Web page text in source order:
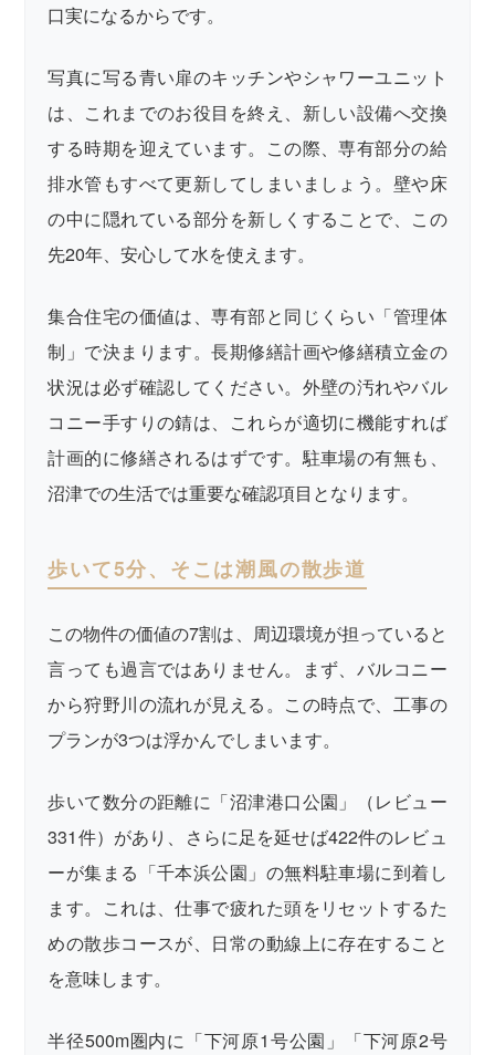
口実になるからです。
写真に写る青い扉のキッチンやシャワーユニット
は、これまでのお役目を終え、新しい設備へ交換
する時期を迎えています。この際、専有部分の給
排水管もすべて更新してしまいましょう。壁や床
の中に隠れている部分を新しくすることで、この
先20年、安心して水を使えます。
集合住宅の価値は、専有部と同じくらい「管理体
制」で決まります。長期修繕計画や修繕積立金の
状況は必ず確認してください。外壁の汚れやバル
コニー手すりの錆は、これらが適切に機能すれば
計画的に修繕されるはずです。駐車場の有無も、
沼津での生活では重要な確認項目となります。
歩いて5分、そこは潮風の散歩道
この物件の価値の7割は、周辺環境が担っていると
言っても過言ではありません。まず、バルコニー
から狩野川の流れが見える。この時点で、工事の
プランが3つは浮かんでしまいます。
歩いて数分の距離に「沼津港口公園」（レビュー
331件）があり、さらに足を延せば422件のレビュ
ーが集まる「千本浜公園」の無料駐車場に到着し
ます。これは、仕事で疲れた頭をリセットするた
めの散歩コースが、日常の動線上に存在すること
を意味します。
半径500m圏内に「下河原1号公園」「下河原2号